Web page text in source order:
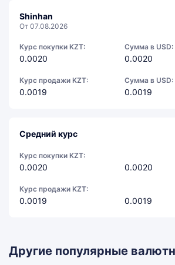
Shinhan
От 07.08.2026
Курс покупки KZT:
0.0020
Сумма в USD:
0.0020
Курс продажи KZT:
0.0019
Сумма в USD:
0.0019
Средний курс
Курс покупки KZT:
0.0020 0.0020
Курс продажи KZT:
0.0019 0.0019
Другие популярные